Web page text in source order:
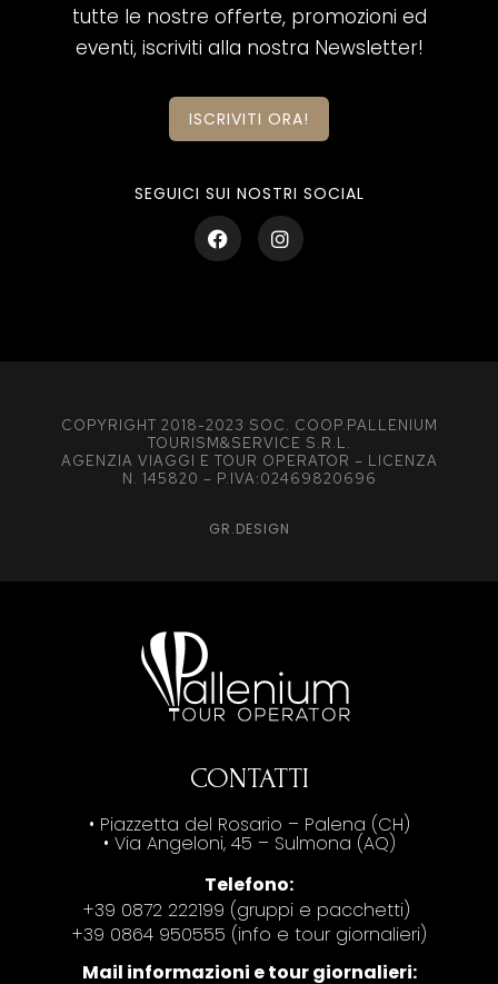
tutte le nostre offerte, promozioni ed
eventi, iscriviti alla nostra Newsletter!
ISCRIVITI ORA!
SEGUICI SUI NOSTRI SOCIAL
COPYRIGHT 2018-2023 SOC. COOP.PALLENIUM
TOURISM&SERVICE S.R.L.
AGENZIA VIAGGI E TOUR OPERATOR – LICENZA
N. 145820 – P.IVA:02469820696
GR.DESIGN
CONTATTI
• Piazzetta del Rosario – Palena (CH)
• Via Angeloni, 45 – Sulmona (AQ)
Telefono:
+39 0872 222199 (gruppi e pacchetti)
+39 0864 950555 (info e tour giornalieri)
Mail informazioni e tour giornalieri: